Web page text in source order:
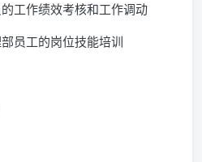
工作绩效考核和工作调动
员工的岗位技能培训